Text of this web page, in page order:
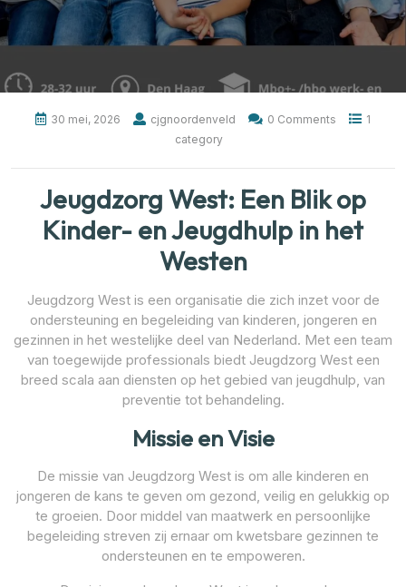
30 mei, 2026 cjgnoordenveld 0 Comments
1
category
Jeugdzorg West: Een Blik op
Kinder- en Jeugdhulp in het
Westen
Jeugdzorg West is een organisatie die zich inzet voor de
ondersteuning en begeleiding van kinderen, jongeren en
gezinnen in het westelijke deel van Nederland. Met een team
van toegewijde professionals biedt Jeugdzorg West een
breed scala aan diensten op het gebied van jeugdhulp, van
preventie tot behandeling.
Missie en Visie
De missie van Jeugdzorg West is om alle kinderen en
jongeren de kans te geven om gezond, veilig en gelukkig op
te groeien. Door middel van maatwerk en persoonlijke
begeleiding streven zij ernaar om kwetsbare gezinnen te
ondersteunen en te empoweren.